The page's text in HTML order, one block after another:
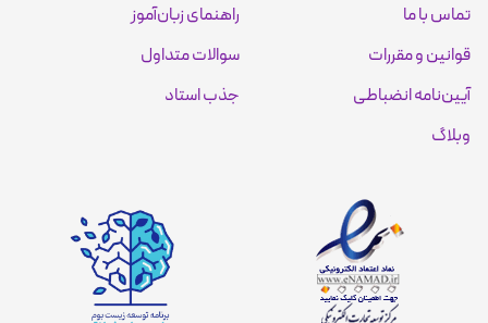
تماس با ما
قوانین و مقررات
آیین‌نامه انضباطی
وبلاگ
راهنمای زبان‌آموز
سوالات متداول
جذب استاد